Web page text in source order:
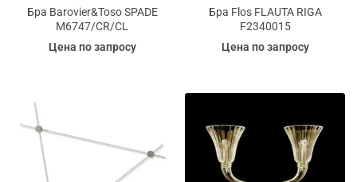
Бра Barovier&Toso SPADE
M6747/CR/CL
Цена по запросу
Бра Flos FLAUTA RIGA
F2340015
Цена по запросу